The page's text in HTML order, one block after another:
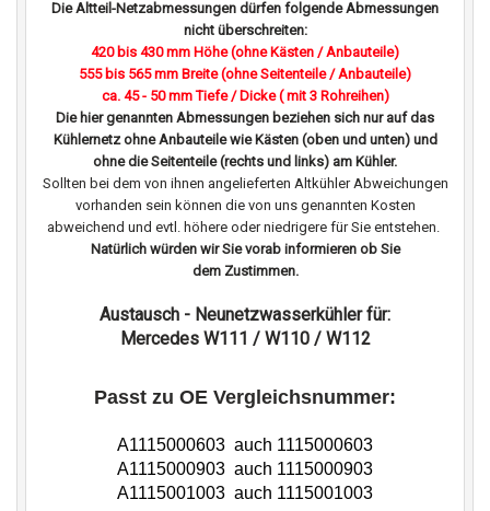
Die Altteil-Netzabmessungen dürfen folgende Abmessungen
nicht überschreiten:
420 bis 430 mm Höhe (ohne Kästen / Anbauteile)
555 bis 565 mm Breite(ohne Seitenteile / Anbauteile)
ca. 45 - 50 mm Tiefe / Dicke ( mit 3 Rohreihen)
Die hier genannten Abmessungen beziehen sich nur auf das
Kühlernetz ohne Anbauteile wie Kästen (oben und unten) und
ohne die Seitenteile (rechts und links) am Kühler.
Sollten bei dem von ihnen angelieferten Altkühler Abweichungen
vorhanden sein können die von uns genannten Kosten
abweichend und evtl. höhere oder niedrigere für Sie entstehen.
Natürlich würden wir Sie vorab informieren ob Sie
dem Zustimmen.
Austausch - Neunetzwasserkühler für:
Mercedes W111 / W110 / W112
Passt zu OE Vergleichsnummer:
A1115000603 auch 1115000603
A1115000903 auch 1115000903
A1115001003 auch 1115001003